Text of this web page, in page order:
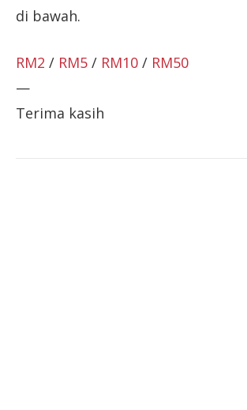
di bawah.
RM2 / RM5 / RM10 / RM50
—
Terima kasih